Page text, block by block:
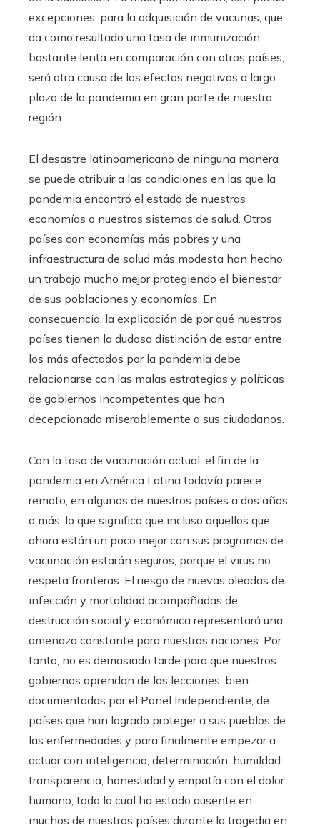
excepciones, para la adquisición de vacunas, que
da como resultado una tasa de inmunización
bastante lenta en comparación con otros países,
será otra causa de los efectos negativos a largo
plazo de la pandemia en gran parte de nuestra
región.
El desastre latinoamericano de ninguna manera
se puede atribuir a las condiciones en las que la
pandemia encontró el estado de nuestras
economías o nuestros sistemas de salud. Otros
países con economías más pobres y una
infraestructura de salud más modesta han hecho
un trabajo mucho mejor protegiendo el bienestar
de sus poblaciones y economías. En
consecuencia, la explicación de por qué nuestros
países tienen la dudosa distinción de estar entre
los más afectados por la pandemia debe
relacionarse con las malas estrategias y políticas
de gobiernos incompetentes que han
decepcionado miserablemente a sus ciudadanos.
Con la tasa de vacunación actual, el fin de la
pandemia en América Latina todavía parece
remoto, en algunos de nuestros países a dos años
o más, lo que significa que incluso aquellos que
ahora están un poco mejor con sus programas de
vacunación estarán seguros, porque el virus no
respeta fronteras. El riesgo de nuevas oleadas de
infección y mortalidad acompañadas de
destrucción social y económica representará una
amenaza constante para nuestras naciones. Por
tanto, no es demasiado tarde para que nuestros
gobiernos aprendan de las lecciones, bien
documentadas por el Panel Independiente, de
países que han logrado proteger a sus pueblos de
las enfermedades y para finalmente empezar a
actuar con inteligencia, determinación, humildad.
transparencia, honestidad y empatía con el dolor
humano, todo lo cual ha estado ausente en
muchos de nuestros países durante la tragedia en